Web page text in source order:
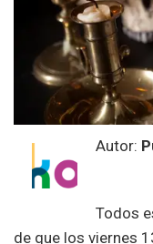
Autor:
Todos
de que los viernes